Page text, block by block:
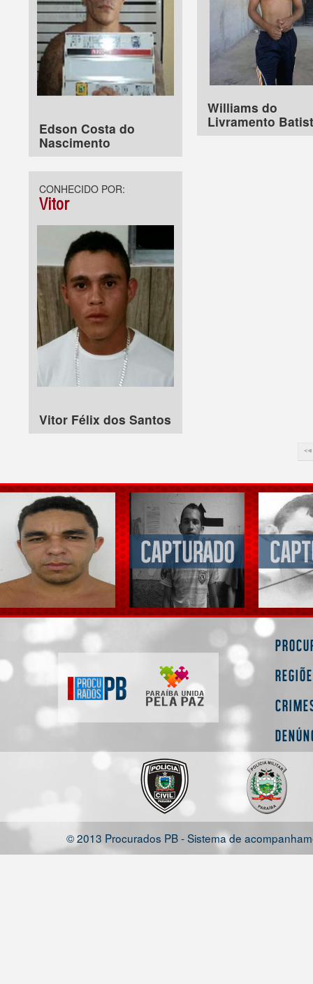
Edson Costa do
Nascimento
Williams do
Livramento
CONHECIDO POR:
Vitor
Vitor Félix dos Santos
© 2013 Procurados PB - Sistema de